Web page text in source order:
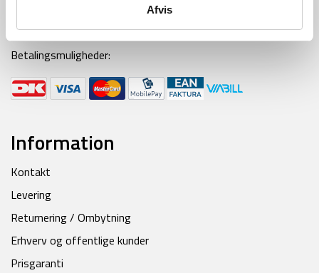
Afvis
Betalingsmuligheder:
Information
Kontakt
Levering
Returnering / Ombytning
Erhverv og offentlige kunder
Prisgaranti